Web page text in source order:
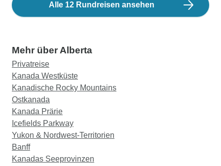
Alle 12 Rundreisen ansehen
Mehr über Alberta
Privatreise
Kanada Westküste
Kanadische Rocky Mountains
Ostkanada
Kanada Prärie
Icefields Parkway
Yukon & Nordwest-Territorien
Banff
Kanadas Seeprovinzen